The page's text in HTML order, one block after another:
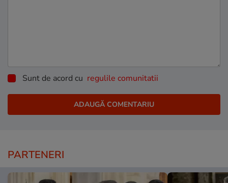
Sunt de acord cu regulile comunitatii
PARTENERI